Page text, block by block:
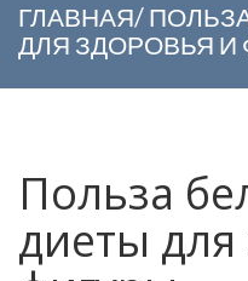
ГЛАВНАЯ/
ДЛЯ ЗДОРОВЬЯ И
Польза
диеты